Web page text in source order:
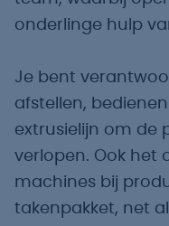
onderlinge hulp
Je bent
afstellen,
extrusielijn om de
verlopen. Ook het
machines bij
takenpakket, net